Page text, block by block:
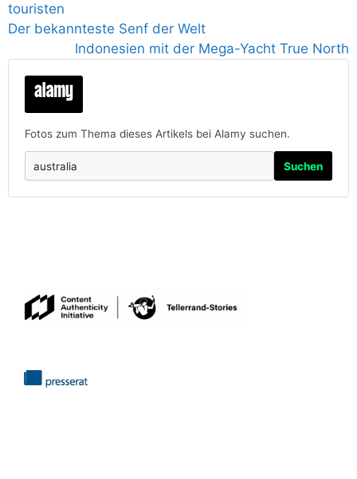
touristen
Der bekannteste Senf der Welt
Indonesien mit der Mega-Yacht True North
Fotos zum Thema dieses Artikels bei Alamy suchen.
Suchen